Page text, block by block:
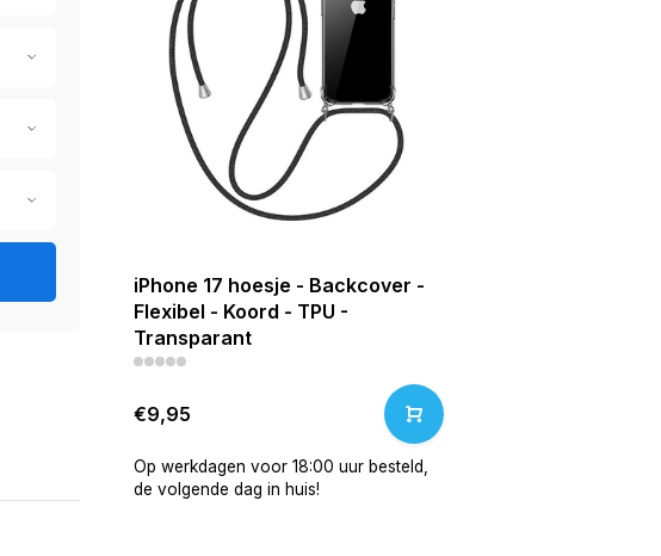
iPhone 17 hoesje - Backcover -
Flexibel - Koord - TPU -
Transparant
€9,95
Op werkdagen voor 18:00 uur besteld,
de volgende dag in huis!